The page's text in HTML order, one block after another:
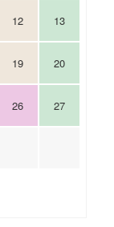
12 13
19 20
26 27